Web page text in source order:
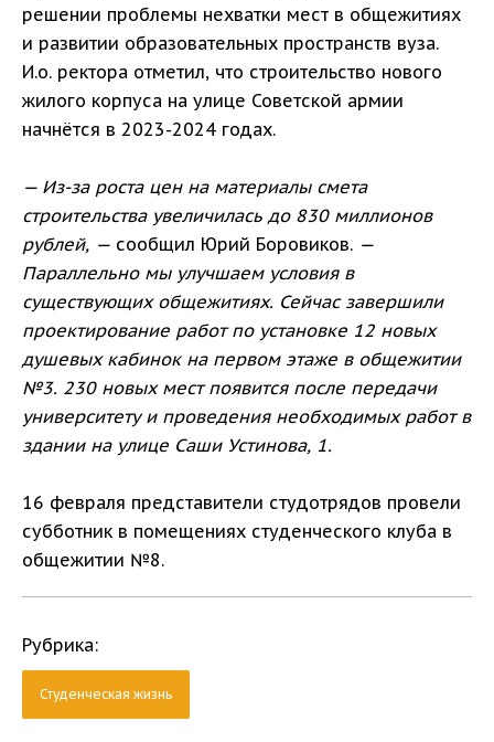
решении проблемы нехватки мест в общежитиях
и развитии образовательных пространств вуза.
И.о. ректора отметил, что строительство нового
жилого корпуса на улице Советской армии
начнётся в 2023-2024 годах.
— Из-за роста цен на материалы смета
строительства увеличилась до 830 миллионов
рублей, — сообщил Юрий Боровиков. —
Параллельно мы улучшаем условия в
существующих общежитиях. Сейчас завершили
проектирование работ по установке 12 новых
душевых кабинок на первом этаже в общежитии
№3. 230 новых мест появится после передачи
университету и проведения необходимых работ в
здании на улице Саши Устинова, 1.
16 февраля представители студотрядов провели
субботник в помещениях студенческого клуба в
общежитии №8.
Рубрика:
Студенческая жизнь